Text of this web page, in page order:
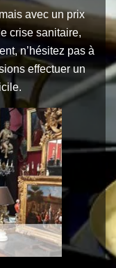
avec un prix
crise sanitaire,
n’hésitez pas à
effectuer un